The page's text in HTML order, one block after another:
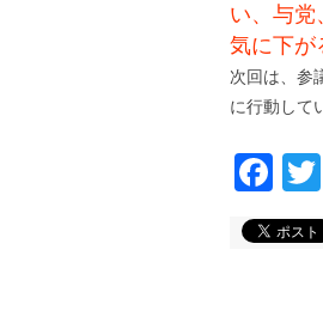
い、与党
気に下が
次回は、参
に行動して